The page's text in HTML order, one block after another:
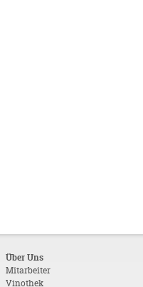
Über Uns
Mitarbeiter
Vinothek